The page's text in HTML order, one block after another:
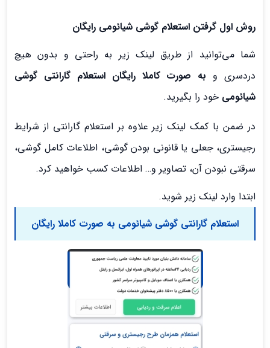
روش اول گرفتن استعلام گوشی شیائومی رایگان
شما می‌توانید از طریق لینک زیر به راحتی و بدون هیچ
دردسری و به صورت کاملا رایگان استعلام گارانتی گوشی
شیائومی خود را بگیرید.
در ضمن با کمک لینک زیر علاوه بر استعلام گارانتی از شرایط
رجیستری، جعلی یا قانونی بودن گوشی، اطلاعات کامل گوشی،
سرقتی نبودن آن، تصاویر و… اطلاعات کسب خواهید کرد.
ابتدا وارد لینک زیر شوید.
استعلام گارانتی گوشی شیائومی به صورت کاملا رایگان